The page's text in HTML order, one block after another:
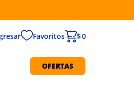
Favoritos $ 0
OFERTAS